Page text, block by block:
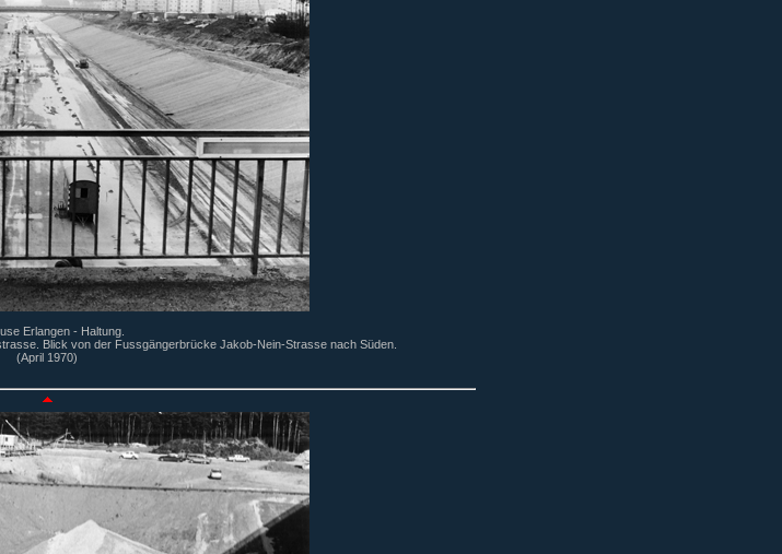
Erlangen - Haltung.
Blick von der Fussgängerbrücke Jakob-Nein-Strasse nach Süden.
(April 1970)